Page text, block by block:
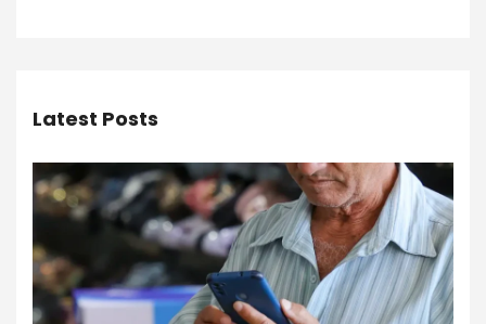
Latest Posts